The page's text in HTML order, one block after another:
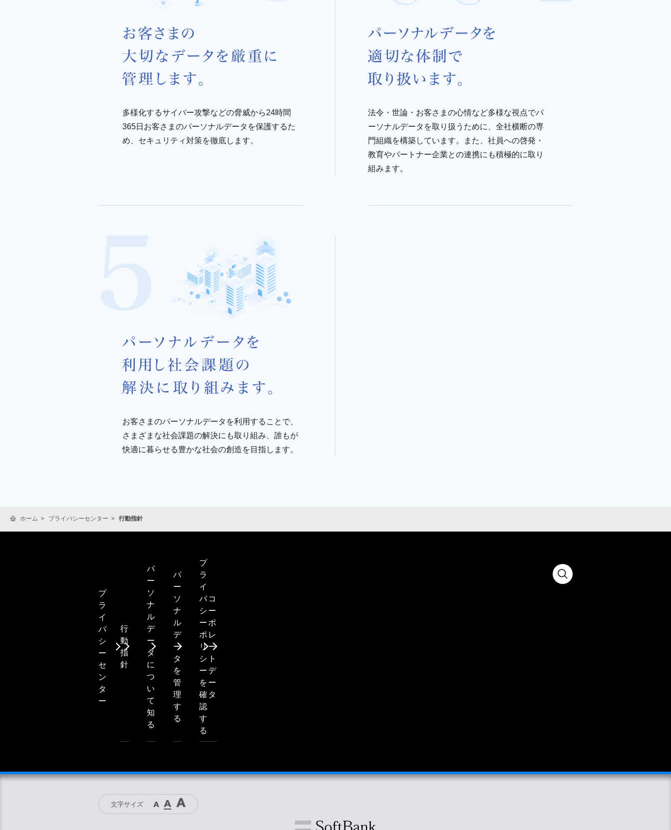
多様化するサイバー攻撃などの脅威から24時間
365日お客さまのパーソナルデータを保護するた
め、セキュリティ対策を徹底します。
法令・世論・お客さまの心情など多様な視点でパ
ーソナルデータを取り扱うために、全社横断の専
門組織を構築しています。また、社員への啓発・
教育やパートナー企業との連携にも積極的に取り
組みます。
お客さまのパーソナルデータを利用することで、
さまざまな社会課題の解決にも取り組み、誰もが
快適に暮らせる豊かな社会の創造を目指します。
ホーム プライバシーセンター 行動指針
プ
ラ
イ
バ
シ
ー
セ
ン
タ
ー
行
動
指
針
パ
ー
ソ
ナ
ル
デ
ー
タ
に
つ
い
て
知
る
パ
ー
ソ
ナ
ル
デ
ー
タ
を
管
理
す
る
プ
ラ
イ
バ
シ
ー
ポ
リ
シ
ー
を
確
認
す
る
コ
ー
ポ
レ
ー
ト
デ
ー
タ
文字サイズ